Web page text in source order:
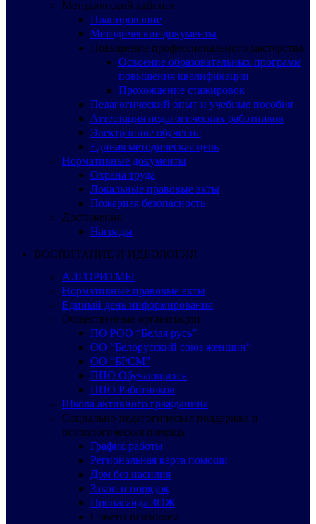
Методический кабинет
Планирование
Методические документы
Повышение профессионального мастерства
Освоение образовательных программ
повышения квалификации
Прохождение стажировок
Педагогический опыт и учебные пособия
Аттестация педагогических работников
Электронное обучение
Единая методическая цель
Нормативные документы
Охрана труда
Локальные правовые акты
Пожарная безопасность
Достижения
Награды
ВОСПИТАНИЕ И ИДЕОЛОГИЯ
АЛГОРИТМЫ
Нормативные правовые акты
Единый день информирования
Общественные организации
ПО РОО “Белая русь”
ОО “Белорусский союз женщин”
ОО “БРСМ”
ППО Обучающихся
ППО Работников
Школа активного гражданина
Социально-педагогическая поддержка и
психологическая помощь
График работы
Региональная карта помощи
Дом без насилия
Закон и порядок
Пропаганда ЗОЖ
Советы психолога